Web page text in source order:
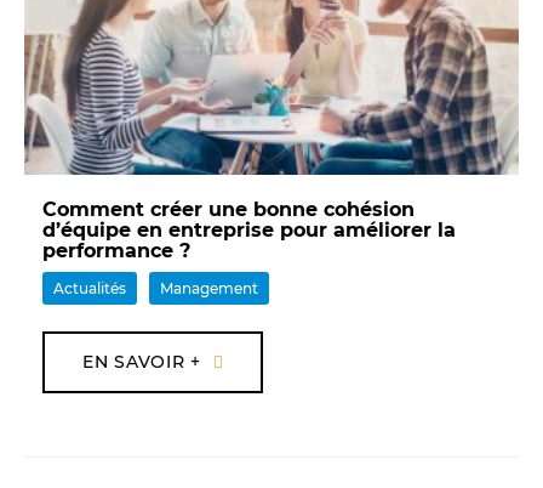
Comment créer une bonne cohésion
d’équipe en entreprise pour améliorer la
performance ?
Actualités Management
EN SAVOIR +